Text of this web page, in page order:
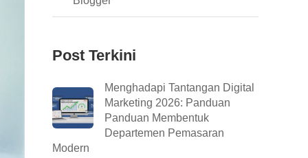
Post Terkini
Menghadapi Tantangan Digital
Marketing 2026: Panduan
Panduan Membentuk
Departemen Pemasaran
Modern